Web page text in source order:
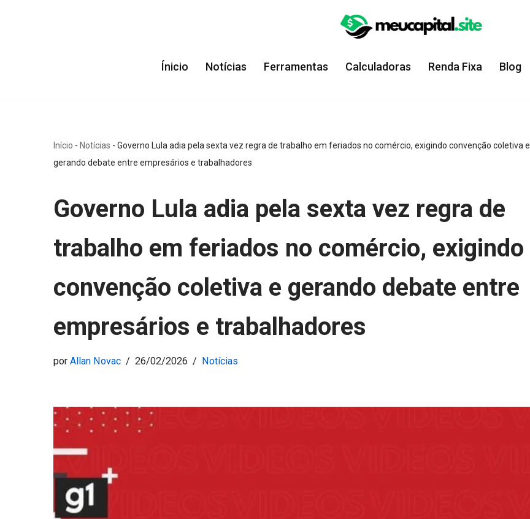
Ínicio Notícias Ferramentas Calculadoras Renda Fixa Blog
Início - Notícias - Governo Lula adia pela sexta vez regra de trabalho em feriados no comércio, exigindo convenção coletiva e
gerando debate entre empresários e trabalhadores
Governo Lula adia pela sexta vez regra de
trabalho em feriados no comércio, exigindo
convenção coletiva e gerando debate entre
empresários e trabalhadores
por Allan Novac 26/02/2026 Notícias